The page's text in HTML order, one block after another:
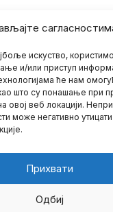
искуство, користимо
и/или приступ
ће нам
што су понашање при
овој веб локацији.
може негативно
Прихвати
Одбиј
sestre iz
idu u zatvor
„tverkovale“
na kojem
borci
su se snimale kako
se
za nuklearni